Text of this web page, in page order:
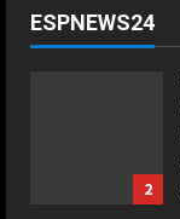
ESPNEWS24
1
2